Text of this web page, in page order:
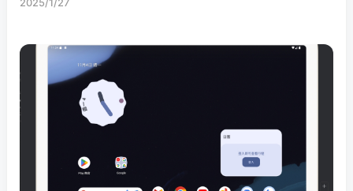
2025/1/27